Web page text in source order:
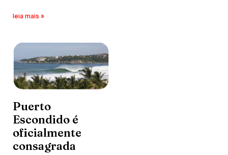
vivo.
leia mais »
Puerto
Escondido é
oficialmente
consagrada